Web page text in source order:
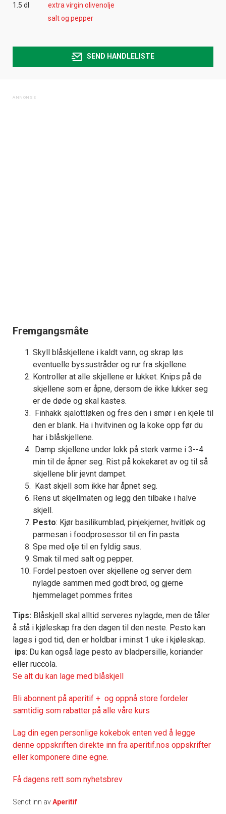
1.5 dl
extra virgin olivenolje
salt og pepper
SEND HANDLELISTE
Fremgangsmåte
Skyll blåskjellene i kaldt vann, og skrap løs
eventuelle byssustråder og rur fra skjellene.
Kontroller at alle skjellene er lukket. Knips på de
skjellene som er åpne, dersom de ikke lukker seg
er de døde og skal kastes.
Finhakk sjalottløken og fres den i smør i en kjele til
den er blank. Ha i hvitvinen og la koke opp før du
har i blåskjellene.
Damp skjellene under lokk på sterk varme i 3--4
min til de åpner seg. Rist på kokekaret av og til så
skjellene blir jevnt dampet.
Kast skjell som ikke har åpnet seg.
Rens ut skjellmaten og legg den tilbake i halve
skjell.
Pesto: Kjør basilikumblad, pinjekjerner, hvitløk og
parmesan i foodprosessor til en fin pasta.
Spe med olje til en fyldig saus.
Smak til med salt og pepper.
Fordel pestoen over skjellene og server dem
nylagde sammen med godt brød, og gjerne
hjemmelaget pommes frites
Tips: Blåskjell skal alltid serveres nylagde, men de tåler
å stå i kjøleskap fra den dagen til den neste. Pesto kan
lages i god tid, den er holdbar i minst 1 uke i kjøleskap.
ips: Du kan også lage pesto av bladpersille, koriander
eller ruccola.
Se alt du kan lage med blåskjell
Bli abonnent på aperitif + og oppnå store fordeler
samtidig som rabatter på alle våre kurs
Lag din egen personlige kokebok enten ved å legge
denne oppskriften direkte inn fra aperitif.nos oppskrifter
eller komponere dine egne.
Få dagens rett som nyhetsbrev
Sendt inn avAperitif